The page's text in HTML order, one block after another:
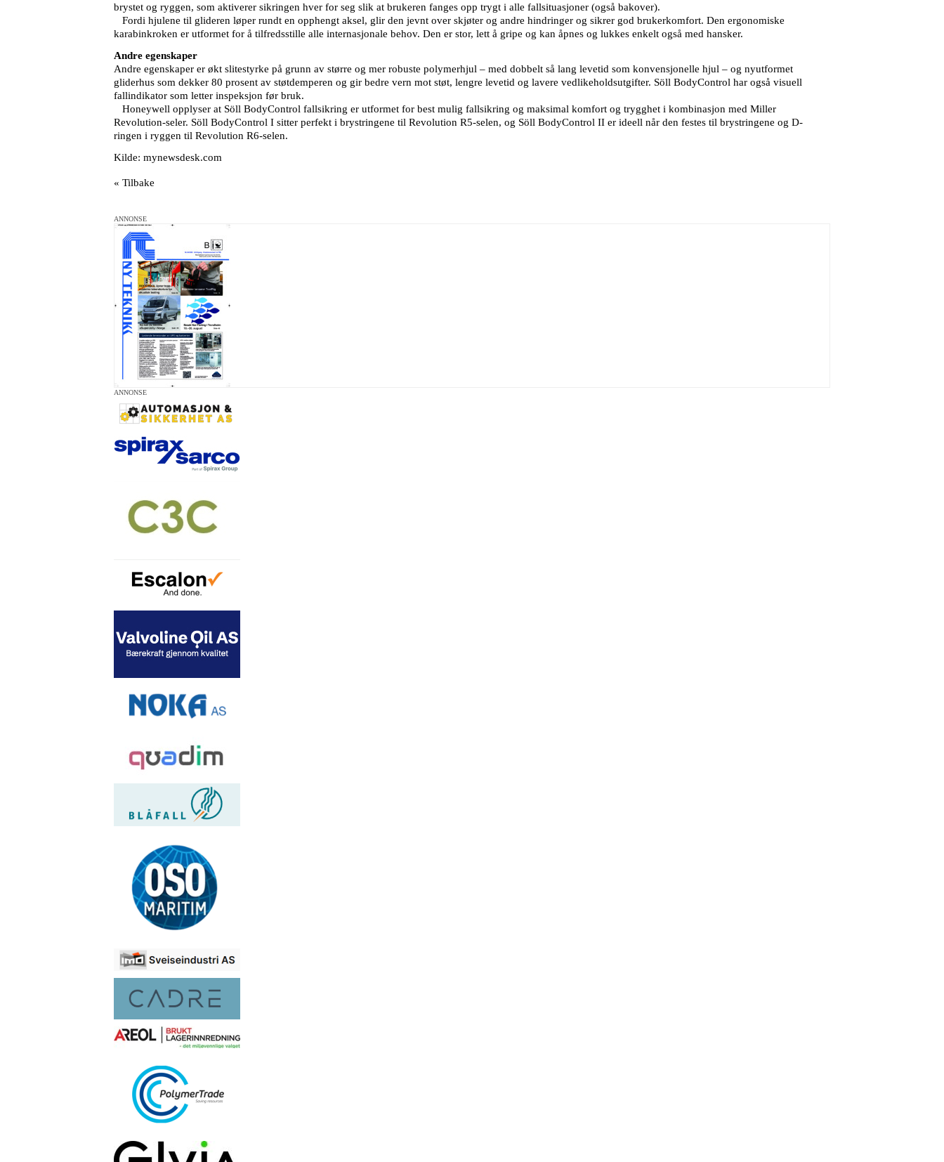
brystet og ryggen, som aktiverer sikringen hver for seg slik at brukeren fanges opp trygt i alle fallsituasjoner (også bakover).
Fordi hjulene til glideren løper rundt en opphengt aksel, glir den jevnt over skjøter og andre hindringer og sikrer god brukerkomfort. Den ergonomiske
karabinkroken er utformet for å tilfredsstille alle internasjonale behov. Den er stor, lett å gripe og kan åpnes og lukkes enkelt også med hansker.
Andre egenskaper
Andre egenskaper er økt slitestyrke på grunn av større og mer robuste polymerhjul – med dobbelt så lang levetid som konvensjonelle hjul – og nyutformet
gliderhus som dekker 80 prosent av støtdemperen og gir bedre vern mot støt, lengre levetid og lavere vedlikeholdsutgifter. Söll BodyControl har også visuell
fallindikator som letter inspeksjon før bruk.
Honeywell opplyser at Söll BodyControl fallsikring er utformet for best mulig fallsikring og maksimal komfort og trygghet i kombinasjon med Miller
Revolution-seler. Söll BodyControl I sitter perfekt i brystringene til Revolution R5-selen, og Söll BodyControl II er ideell når den festes til brystringene og D-
ringen i ryggen til Revolution R6-selen.
Kilde: mynewsdesk.com
« Tilbake
ANNONSE
ANNONSE